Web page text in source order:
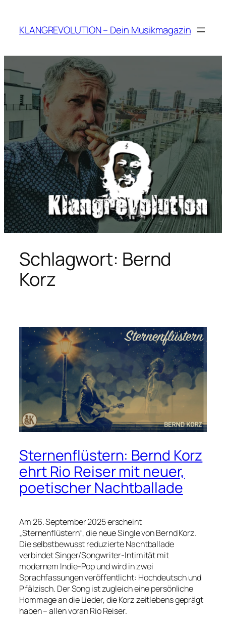
springen
KLANGREVOLUTION – Dein Musikmagazin
Schlagwort: Bernd
Korz
Sternenflüstern: Bernd Korz
ehrt Rio Reiser mit neuer,
poetischer Nachtballade
Am 26. September 2025 erscheint
„Sternenflüstern“, die neue Single von Bernd Korz.
Die selbstbewusst reduzierte Nachtballade
verbindet Singer/Songwriter‑Intimität mit
modernem Indie‑Pop und wird in zwei
Sprachfassungen veröffentlicht: Hochdeutsch und
Pfälzisch. Der Song ist zugleich eine persönliche
Hommage an die Lieder, die Korz zeitlebens geprägt
haben – allen voran Rio Reiser.